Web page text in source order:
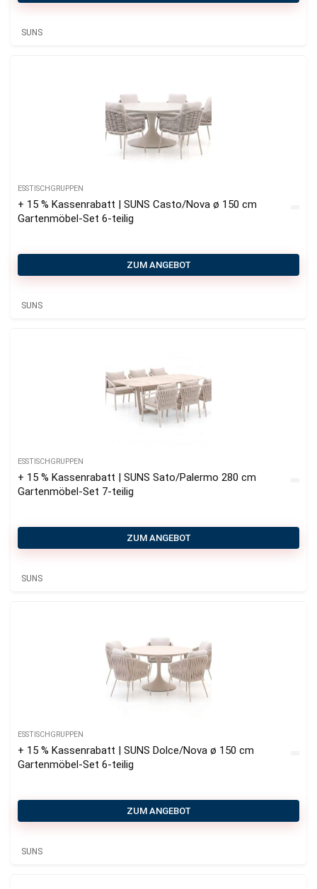
SUNS
ESSTISCHGRUPPEN
+ 15 % Kassenrabatt | SUNS Casto/Nova ø 150 cm
Gartenmöbel-Set 6-teilig
ZUM ANGEBOT
SUNS
ESSTISCHGRUPPEN
+ 15 % Kassenrabatt | SUNS Sato/Palermo 280 cm
Gartenmöbel-Set 7-teilig
ZUM ANGEBOT
SUNS
ESSTISCHGRUPPEN
+ 15 % Kassenrabatt | SUNS Dolce/Nova ø 150 cm
Gartenmöbel-Set 6-teilig
ZUM ANGEBOT
SUNS